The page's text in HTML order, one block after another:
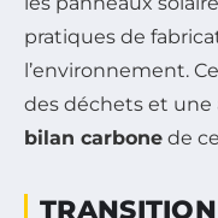
pratiques de
l’environnement.
des déchets et
bilan carbone de